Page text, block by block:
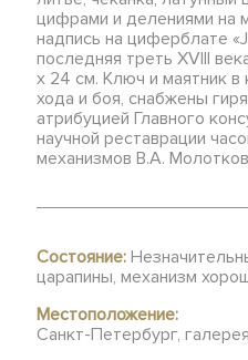
цифрами и делениями на
надпись на циферблате
последняя треть XVIII
х 24 см. Ключ и маятник
хода и боя, снабжены
атрибуцией Главного
научной реставрации
механизмов В.А.
Состояние:
царапины, механизм
Местоположение:
Санкт-Петербург,